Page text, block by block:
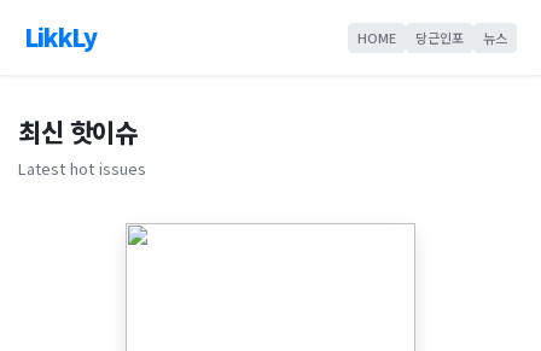
LikkLy HOME 당근인포 뉴스
최신 핫이슈
Latest hot issues